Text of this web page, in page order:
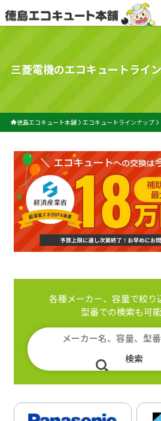
三菱電機のエコキュートライ
徳島エコキュート本舗 エコキュートラインナップ
各種メーカー、容量で絞り
型番での検索も可能